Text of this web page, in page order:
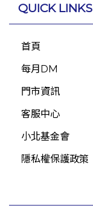
QUICK LINKS
首頁
每月DM
門市資訊
客服中心
小北基金會
隱私權保護政策